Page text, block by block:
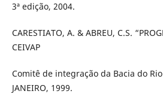
3ª edição, 2004.
CARESTIATO, A. & ABREU, C.S.
CEIVAP
Comitê de integração da Bacia do
JANEIRO, 1999.